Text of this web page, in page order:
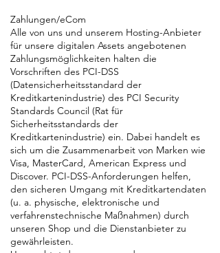
Zahlungen/eCom
Alle von uns und unserem Hosting-Anbieter
für unsere digitalen Assets angebotenen
Zahlungsmöglichkeiten halten die
Vorschriften des PCI-DSS
(Datensicherheitsstandard der
Kreditkartenindustrie) des PCI Security
Standards Council (Rat für
Sicherheitsstandards der
Kreditkartenindustrie) ein. Dabei handelt es
sich um die Zusammenarbeit von Marken wie
Visa, MasterCard, American Express und
Discover. PCI-DSS-Anforderungen helfen,
den sicheren Umgang mit Kreditkartendaten
(u. a. physische, elektronische und
verfahrenstechnische Maßnahmen) durch
unseren Shop und die Dienstanbieter zu
gewährleisten.